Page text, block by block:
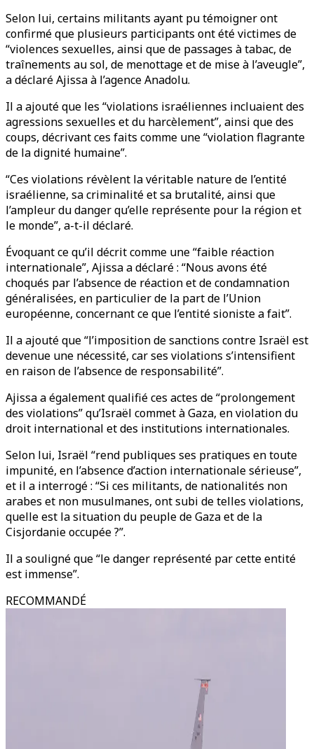
Selon lui, certains militants ayant pu témoigner ont
confirmé que plusieurs participants ont été victimes de
“violences sexuelles, ainsi que de passages à tabac, de
traînements au sol, de menottage et de mise à l’aveugle”,
a déclaré Ajissa à l’agence Anadolu.
Il a ajouté que les “violations israéliennes incluaient des
agressions sexuelles et du harcèlement”, ainsi que des
coups, décrivant ces faits comme une “violation flagrante
de la dignité humaine”.
“Ces violations révèlent la véritable nature de l’entité
israélienne, sa criminalité et sa brutalité, ainsi que
l’ampleur du danger qu’elle représente pour la région et
le monde”, a-t-il déclaré.
Évoquant ce qu’il décrit comme une “faible réaction
internationale”, Ajissa a déclaré : “Nous avons été
choqués par l’absence de réaction et de condamnation
généralisées, en particulier de la part de l’Union
européenne, concernant ce que l’entité sioniste a fait”.
Il a ajouté que “l’imposition de sanctions contre Israël est
devenue une nécessité, car ses violations s’intensifient
en raison de l’absence de responsabilité”.
Ajissa a également qualifié ces actes de “prolongement
des violations” qu’Israël commet à Gaza, en violation du
droit international et des institutions internationales.
Selon lui, Israël “rend publiques ses pratiques en toute
impunité, en l’absence d’action internationale sérieuse”,
et il a interrogé : “Si ces militants, de nationalités non
arabes et non musulmanes, ont subi de telles violations,
quelle est la situation du peuple de Gaza et de la
Cisjordanie occupée ?”.
Il a souligné que “le danger représenté par cette entité
est immense”.
RECOMMANDÉ